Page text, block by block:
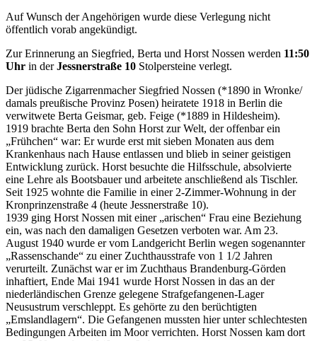
Auf Wunsch der Angehörigen wurde diese Verlegung nicht
öffentlich vorab angekündigt.
Zur Erinnerung an Siegfried, Berta und Horst Nossen werden 11:50
Uhr in derJessnerstraße 10 Stolpersteine verlegt.
Der jüdische Zigarrenmacher Siegfried Nossen (*1890 in Wronke/
damals preußische Provinz Posen) heiratete 1918 in Berlin die
verwitwete Berta Geismar, geb. Feige (*1889 in Hildesheim).
1919 brachte Berta den Sohn Horst zur Welt, der offenbar ein
„Frühchen“ war: Er wurde erst mit sieben Monaten aus dem
Krankenhaus nach Hause entlassen und blieb in seiner geistigen
Entwicklung zurück. Horst besuchte die Hilfsschule, absolvierte
eine Lehre als Bootsbauer und arbeitete anschließend als Tischler.
Seit 1925 wohnte die Familie in einer 2-Zimmer-Wohnung in der
Kronprinzenstraße 4 (heute Jessnerstraße 10).
1939 ging Horst Nossen mit einer „arischen“ Frau eine Beziehung
ein, was nach den damaligen Gesetzen verboten war. Am 23.
August 1940 wurde er vom Landgericht Berlin wegen sogenannter
„Rassenschande“ zu einer Zuchthausstrafe von 1 1/2 Jahren
verurteilt. Zunächst war er im Zuchthaus Brandenburg-Görden
inhaftiert, Ende Mai 1941 wurde Horst Nossen in das an der
niederländischen Grenze gelegene Strafgefangenen-Lager
Neusustrum verschleppt. Es gehörte zu den berüchtigten
„Emslandlagern“. Die Gefangenen mussten hier unter schlechtesten
Bedingungen Arbeiten im Moor verrichten. Horst Nossen kam dort